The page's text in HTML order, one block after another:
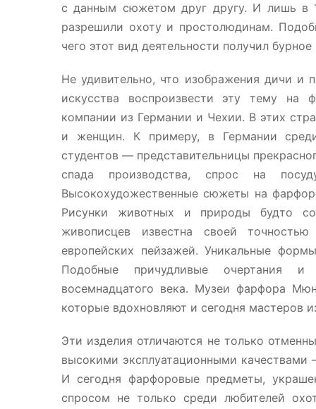
с данным сюжетом друг другу. И лишь в
разрешили охоту и простолюдинам.
чего этот вид деятельности получил
Не удивительно, что изображения дичи и
искусства воспроизвести эту тему на
компании из Германии и Чехии. В этих
и женщин. К примеру, в Германии
студентов — представительницы
спада производства, спрос на
Высокохудожественные сюжеты на
Рисунки животных и природы будто
живописцев известна своей
европейских пейзажей. Уникальные
Подобные причудливые очертания
восемнадцатого века. Музеи фарфора
которые вдохновляют и сегодня мастеров
Эти изделия отличаются не только
высокими эксплуатационными
И сегодня фарфоровые предметы,
спросом не только среди любителей